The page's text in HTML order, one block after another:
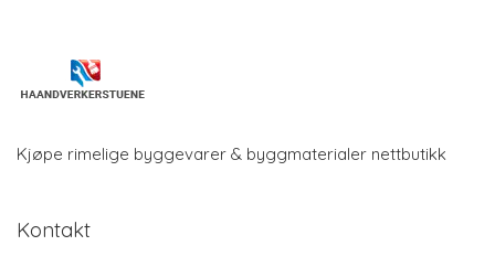
Kjøpe rimelige byggevarer & byggmaterialer nettbutikk
Kontakt